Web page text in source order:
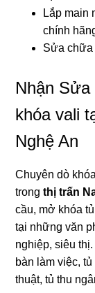
Lắp main
chính
Sửa chữa
Nhận Sửa
khóa vali
Nghệ An
Chuyên dò
trongthị trấn
cầu, mở khóa
tại những văn
nghiệp, siêu
bàn làm việc,
thuật, tủ thu